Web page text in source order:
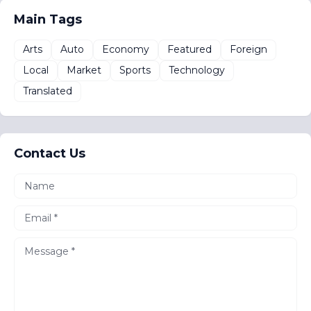
Main Tags
Arts Auto Economy Featured
Foreign
Local
Market Sports
Technology
Translated
Contact Us